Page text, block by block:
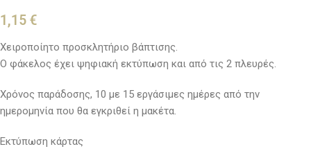
1,15 €
Χειροποίητο προσκλητήριο βάπτισης.
Ο φάκελος έχει ψηφιακή εκτύπωση και από τις 2 πλευρές.
Χρόνος παράδοσης, 10 με 15 εργάσιμες ημέρες από την
ημερομηνία που θα εγκριθεί η μακέτα.
Εκτύπωση κάρτας